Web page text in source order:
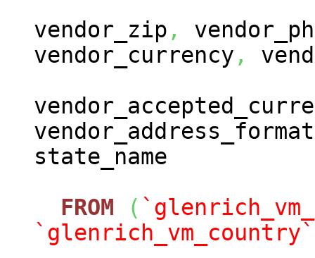
vendor_zip ,
vendor_currency ,
vendor_address_format
state_name
FROM
(
`glenrich_vm_country`